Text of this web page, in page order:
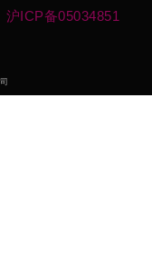
沪ICP备05034851